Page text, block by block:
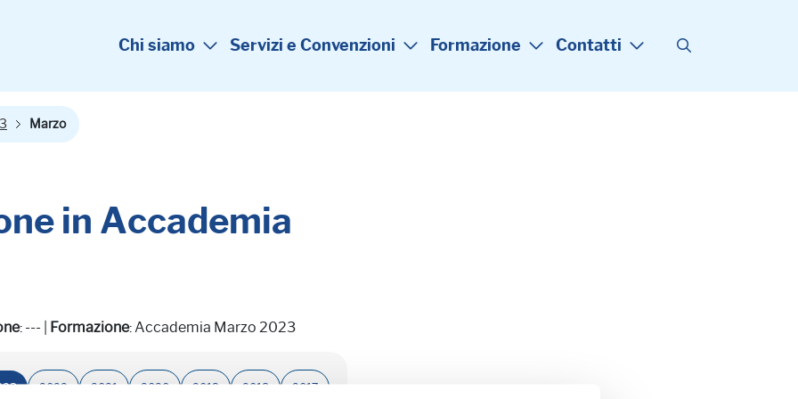
Chi siamo Servizi e Convenzioni Formazione Contatti
Marzo
in Accademia
: --- | Formazione: Accademia Marzo 2023
2022 2021 2020 2019 2018 2017